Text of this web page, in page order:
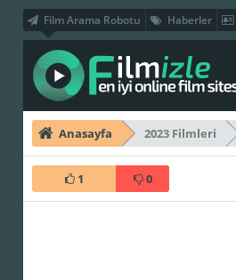
Film Arama Robotu Haberler
Anasayfa 2023 Filmleri
1 0